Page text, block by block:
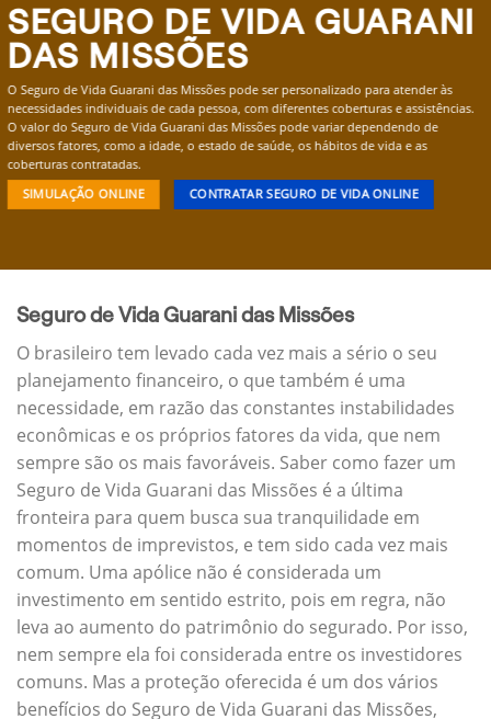
SEGURO DE VIDA GUARANI
DAS MISSÕES
O Seguro de Vida Guarani das Missões pode ser personalizado para atender às
necessidades individuais de cada pessoa, com diferentes coberturas e assistências.
O valor do Seguro de Vida Guarani das Missões pode variar dependendo de
diversos fatores, como a idade, o estado de saúde, os hábitos de vida e as
coberturas contratadas.
SIMULAÇÃO ONLINE CONTRATAR SEGURO DE VIDA ONLINE
Seguro de Vida Guarani das Missões
O brasileiro tem levado cada vez mais a sério o seu
planejamento financeiro, o que também é uma
necessidade, em razão das constantes instabilidades
econômicas e os próprios fatores da vida, que nem
sempre são os mais favoráveis. Saber como fazer um
Seguro de Vida Guarani das Missões é a última
fronteira para quem busca sua tranquilidade em
momentos de imprevistos, e tem sido cada vez mais
comum. Uma apólice não é considerada um
investimento em sentido estrito, pois em regra, não
leva ao aumento do patrimônio do segurado. Por isso,
nem sempre ela foi considerada entre os investidores
comuns. Mas a proteção oferecida é um dos vários
benefícios do Seguro de Vida Guarani das Missões,